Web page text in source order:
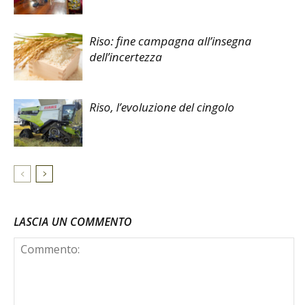
Riso: fine campagna all’insegna
dell’incertezza
Riso, l’evoluzione del cingolo
LASCIA UN COMMENTO